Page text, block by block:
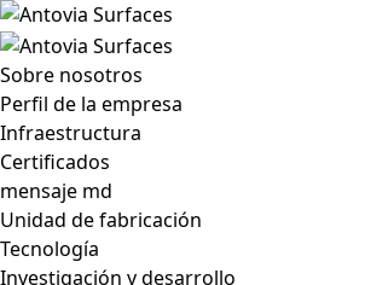
Sobre nosotros
Perfil de la empresa
Infraestructura
Certificados
mensaje md
Unidad de fabricación
Tecnología
Investigación y desarrollo